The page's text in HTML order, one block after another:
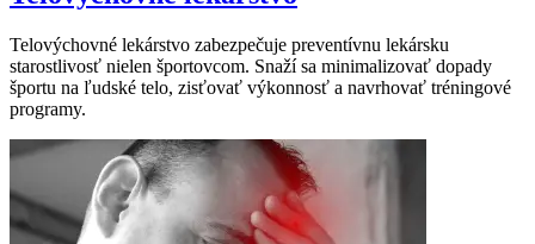
Telovýchovné lekárstvo zabezpečuje preventívnu lekársku
starostlivosť nielen športovcom. Snaží sa minimalizovať dopady
športu na ľudské telo, zisťovať výkonnosť a navrhovať tréningové
programy.